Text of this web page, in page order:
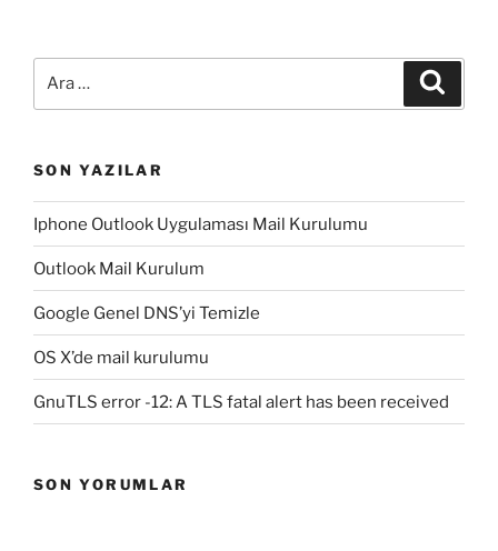
SON YAZILAR
Iphone Outlook Uygulaması Mail Kurulumu
Outlook Mail Kurulum
Google Genel DNS’yi Temizle
OS X’de mail kurulumu
GnuTLS error -12: A TLS fatal alert has been received
SON YORUMLAR